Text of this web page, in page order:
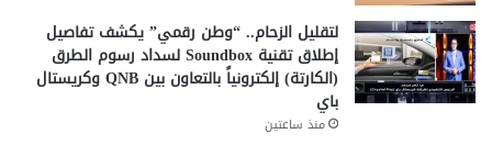
لتقليل الزحام.. “وطن رقمي” يكشف تفاصيل
إطلاق تقنية Soundbox لسداد رسوم الطرق
(الكارتة) إلكترونياً بالتعاون بين QNB وكريستال
باي
منذ ساعتين